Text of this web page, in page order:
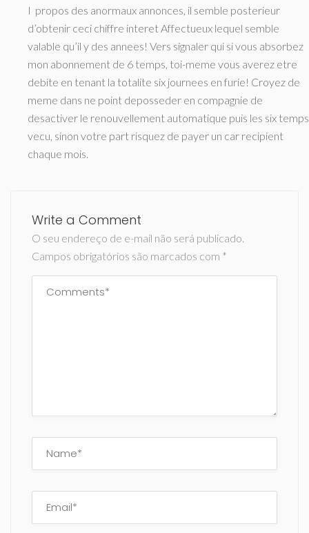
I propos des anormaux annonces, il semble posterieur
d’obtenir ceci chiffre interet Affectueux lequel semble
valable qu’il y des annees! Vers signaler qui si vous absorbez
mon abonnement de 6 temps, toi-meme vous averez etre
debite en tenant la totalite six journees en furie! Croyez de
meme dans ne point deposseder en compagnie de
desactiver le renouvellement automatique puis les six temps
vecu, sinon votre part risquez de payer un car recipient
chaque mois.
Write a Comment
O seu endereço de e-mail não será publicado.
Campos obrigatórios são marcados com *